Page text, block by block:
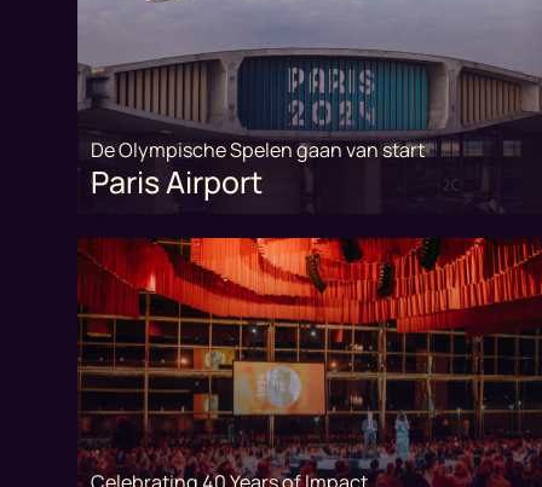
De Olympische Spelen gaan van start
Paris Airport